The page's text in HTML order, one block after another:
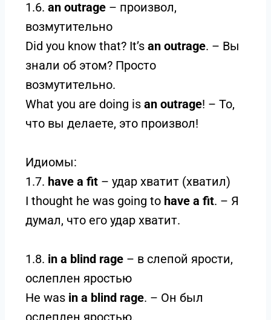
1.6. an outrage – произвол,
возмутительно
Did you know that? It’s an outrage. – Вы
знали об этом? Просто
возмутительно.
What you are doing is an outrage! – То,
что вы делаете, это произвол!
Идиомы:
1.7. have a fit – удар хватит (хватил)
I thought he was going to have a fit. – Я
думал, что его удар хватит.
1.8. in a blind rage – в слепой ярости,
ослеплен яростью
He was in a blind rage. – Он был
ослеплен яростью.